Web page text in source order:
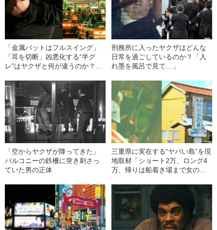
「金属バットはフルスイング」
「耳を切断」凶悪化する“半グ
レ”はヤクザと何が違うのか？
刑務所に入ったヤクザはどんな
日常を過ごしているのか？「入
れ墨を風呂で見て…」
「空からヤクザが降ってきた」
バルコニーの鉄柵に突き刺さっ
ていた男の正体
三重県に実在する“ヤバい島”を現
地取材「ショート2万、ロング4
万、帰りは船着き場まで女の子